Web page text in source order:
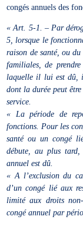
congés annuels des
« Art. 5-1. – Par
5, lorsque le
raison de santé, ou
familiales, de
laquelle il lui est dû,
dont la durée peut
service.
« La période de
fonctions. Pour les
santé ou un congé
débute, au plus
annuel est dû.
« A l’exclusion du
d’un congé lié aux
limité aux droits non-
congé annuel par